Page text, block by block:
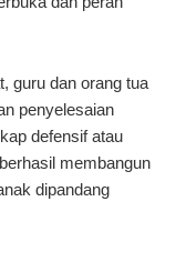
guru dan orang tua
penyelesaian
defensif atau
membangun
dipandang